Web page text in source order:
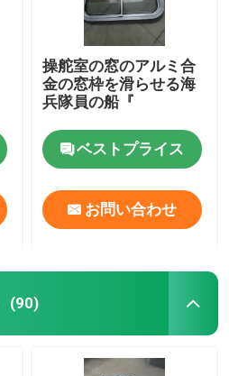
操舵室の窓のアルミ合
金の窓枠を滑らせる海
兵隊員の船『
ベストプライス
お問い合わせ
(90)